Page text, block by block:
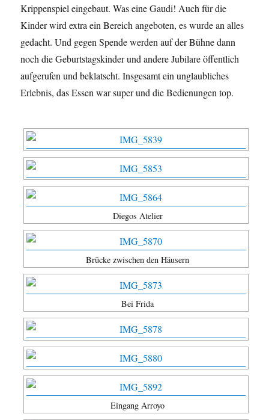
Krippenspiel eingebaut. Was eine Gaudi! Auch für die
Kinder wird extra ein Bereich angeboten, es wurde an alles
gedacht. Und gegen Spende werden auf der Bühne dann
noch die Geburtstagskinder und andere Jubilare öffentlich
aufgerufen und beklatscht. Insgesamt ein unglaubliches
Erlebnis, das Essen war super und die Bedienungen top.
Diegos Atelier
Brücke zwischen den Häusern
Bei Frida
Eingang Arroyo